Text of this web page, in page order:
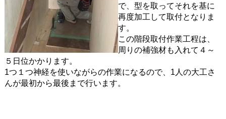
で、型を取ってそれを基に
再度加工して取付となりま
す。
この階段取付作業工程は、
周りの補強材も入れて４～
５日位かかります。
1つ１つ神経を使いながらの作業になるので、1人の大工さ
んが最初から最後まで行います。